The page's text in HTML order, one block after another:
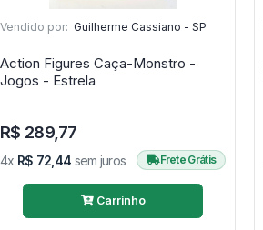
Vendido por: Guilherme Cassiano - SP
Action Figures Caça-Monstro -
Jogos - Estrela
R$ 289,77
4x R$ 72,44 sem juros Frete Grátis
Carrinho